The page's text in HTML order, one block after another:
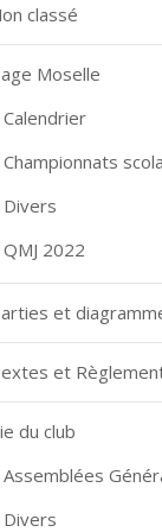
classé
Moselle
Calendrier
Championnats
Divers
QMJ 2022
et
et
du club
Assemblées
Divers